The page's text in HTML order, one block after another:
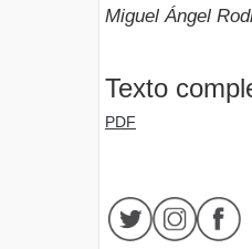
Miguel Ángel
Texto
PDF